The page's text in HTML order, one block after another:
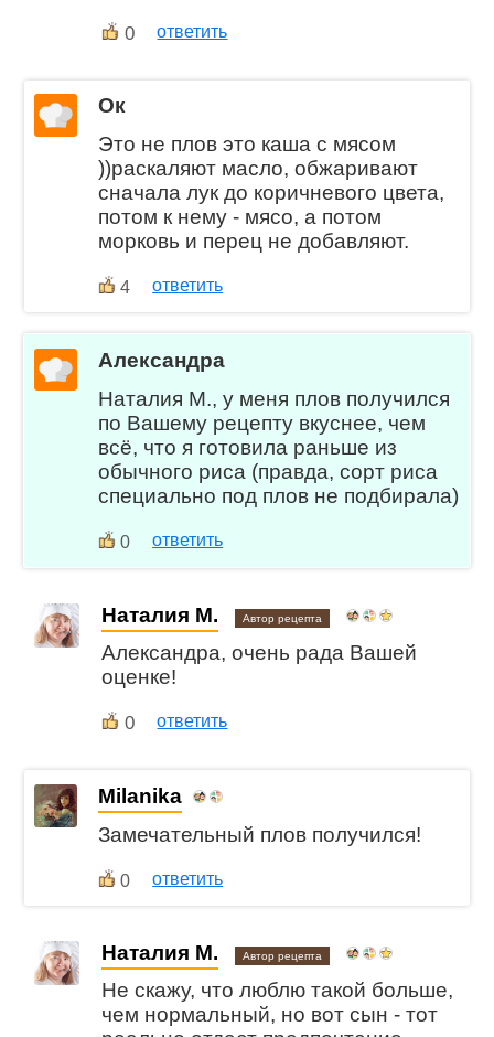
0 ответить
Ок
Это не плов это каша с мясом
))раскаляют масло, обжаривают
сначала лук до коричневого цвета,
потом к нему - мясо, а потом
морковь и перец не добавляют.
4 ответить
Александра
Наталия М., у меня плов получился
по Вашему рецепту вкуснее, чем
всё, что я готовила раньше из
обычного риса (правда, сорт риса
специально под плов не подбирала)
0 ответить
Наталия М. Автор рецепта
Александра, очень рада Вашей
оценке!
0 ответить
Milanika
Замечательный плов получился!
0 ответить
Наталия М. Автор рецепта
Не скажу, что люблю такой больше,
чем нормальный, но вот сын - тот